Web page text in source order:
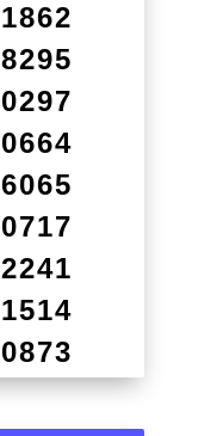
1862
8295
0297
0664
6065
0717
2241
1514
0873